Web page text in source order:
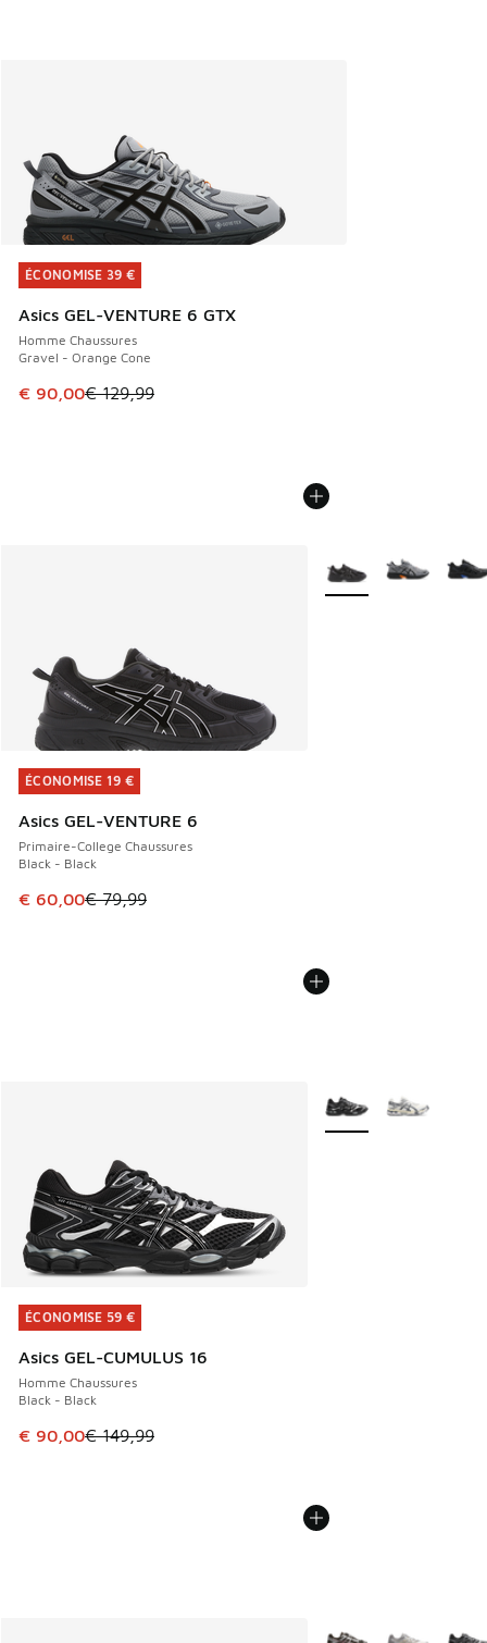
ÉCONOMISE 39 €
Asics GEL-VENTURE 6 GTX
Homme Chaussures
Gravel - Orange Cone
Cet article est en promotion. Prix en baisse de € 129,99 à
€ 90,00€ 129,99
ÉCONOMISE 39 €
ÉCONOMISE 19 €
Asics GEL-VENTURE 6
Primaire-College Chaussures
Black - Black
Cet article est en promotion. Prix en baisse de € 79,99 à
€ 60,00€ 79,99
ÉCONOMISE 19 €
Plus de couleurs
ÉCONOMISE 59 €
Asics GEL-CUMULUS 16
Homme Chaussures
Black - Black
Cet article est en promotion. Prix en baisse de € 149,99 à
€ 90,00€ 149,99
ÉCONOMISE 59 €
Plus de couleurs
Plus de couleurs